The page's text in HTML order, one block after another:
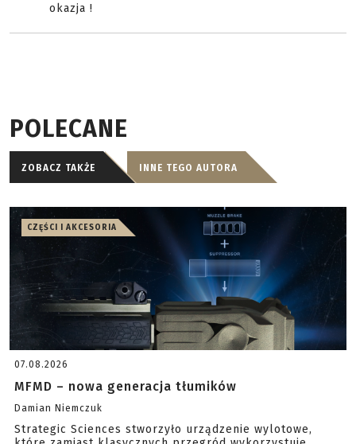
okazja !
POLECANE
ZOBACZ TAKŻE INNE TEGO AUTORA
CZĘŚCI I AKCESORIA
07.08.2026
MFMD – nowa generacja tłumików
Damian Niemczuk
Strategic Sciences stworzyło urządzenie wylotowe,